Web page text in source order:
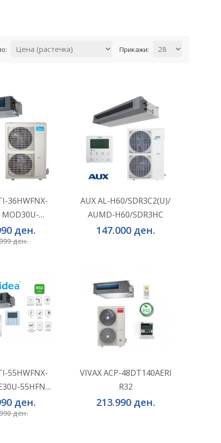
Прикажи:
36HWFNX-
MOD30U-
(3 Phase)
ден.
ден.
желби
споредба
AUX AL-H60/SDR3C2(U)/
AUMD-H60/SDR3HC
147.000 ден.
ВО КОШНИЧКА
Додај во желби
Додај за споредба
55HWFNX-
55HFN8-
ден.
ден.
желби
споредба
VIVAX ACP-48DT140AERI
R32
213.990 ден.
Додај во желби
Додај за споредба